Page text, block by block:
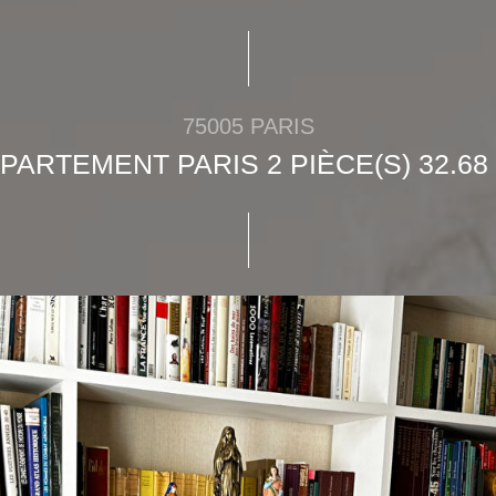
75005 PARIS
PARIS 2 PIÈCE(S) 32.68